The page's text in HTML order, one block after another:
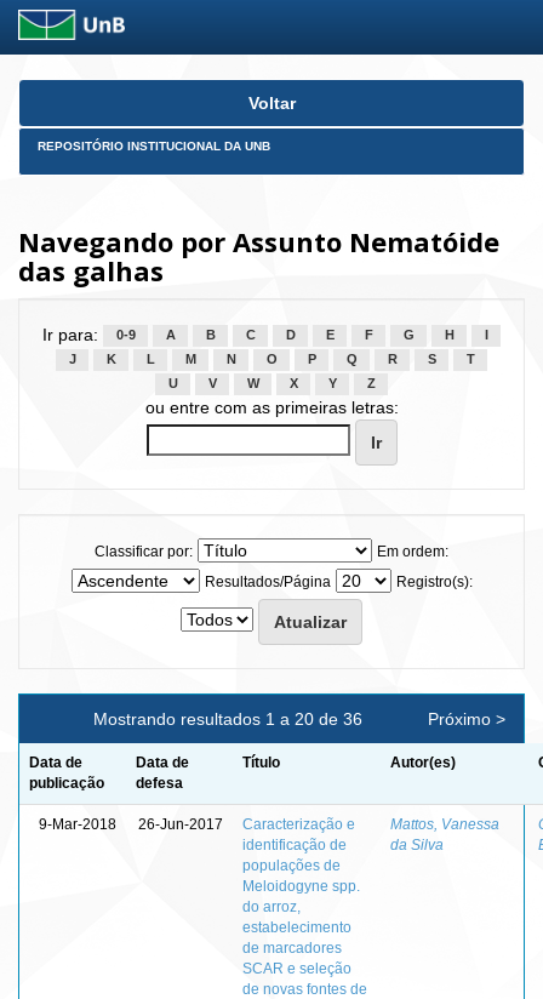
Skip
Voltar
REPOSITÓRIO INSTITUCIONAL DA UNB
Navegando por Assunto Nematóide
das galhas
Ir para: 0-9 A B C D E F G H
J
K L M N O P Q R S
T
U
V W X Y Z
ou entre com as primeiras letras:
Classificar por:
Em ordem:
Resultados/Página
Registro(s):
Mostrando resultados 1 a 20 de 36 Próximo >
Data de
publicação
Data de
defesa
Título Autor(es)
9-Mar-2018 26-Jun-2017
Caracterização e
identificação de
populações de
Meloidogyne spp.
do arroz,
estabelecimento
de marcadores
SCAR e seleção
de novas fontes de
Mattos, Vanessa
da Silva